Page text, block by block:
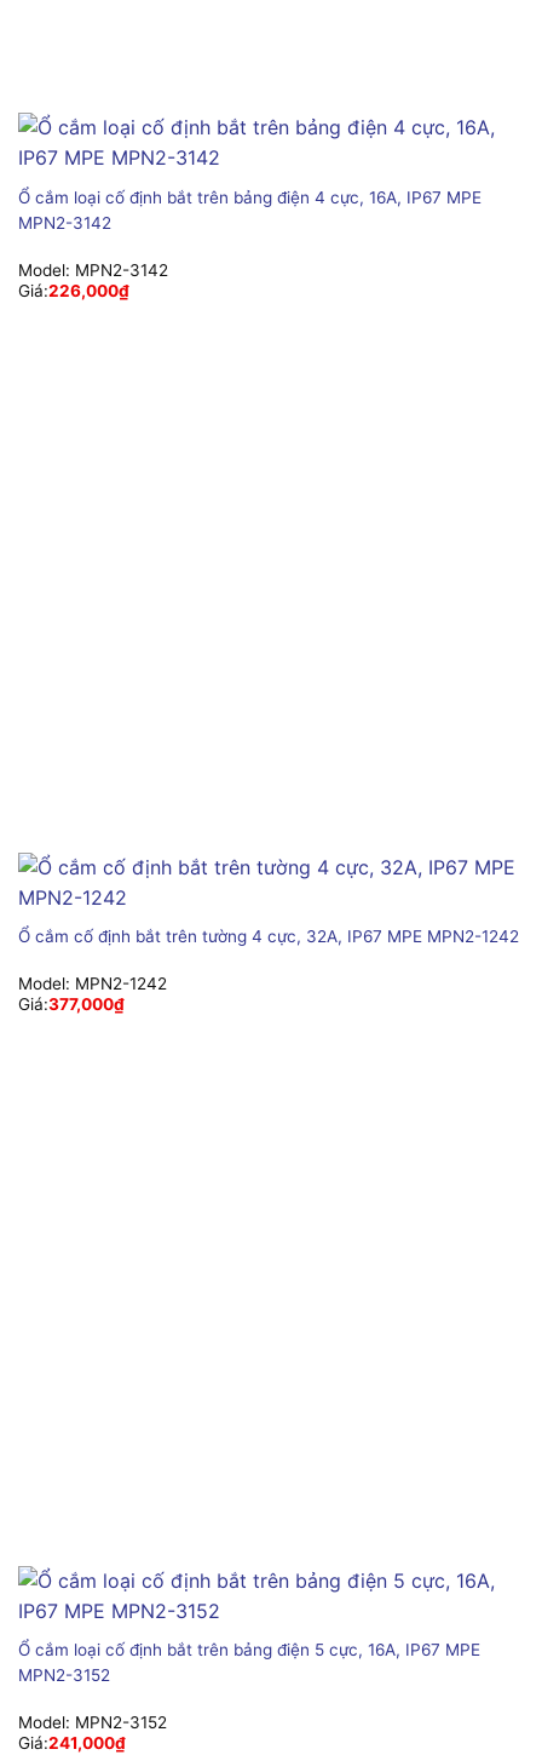
Ổ cắm loại cố định bắt trên bảng điện 4 cực, 16A, IP67 MPE
MPN2-3142
Model: MPN2-3142
Giá:226,000₫
Ổ cắm cố định bắt trên tường 4 cực, 32A, IP67 MPE MPN2-1242
Model: MPN2-1242
Giá:377,000₫
Ổ cắm loại cố định bắt trên bảng điện 5 cực, 16A, IP67 MPE
MPN2-3152
Model: MPN2-3152
Giá:241,000₫